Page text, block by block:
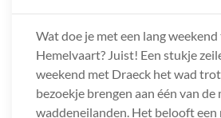
Wat doe je met een lang
Hemelvaart? Juist! Een stukje
weekend met Draeck het wad
bezoekje brengen aan één van de
waddeneilanden. Het belooft